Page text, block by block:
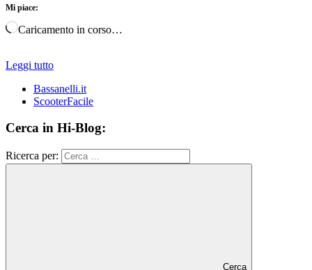
Mi piace:
Caricamento in corso…
Leggi tutto
Bassanelli.it
ScooterFacile
Cerca in Hi-Blog:
Ricerca per:
Cerca